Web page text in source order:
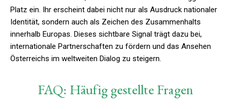
Platz ein. Ihr erscheint dabei nicht nur als Ausdruck nationaler
Identität, sondern auch als Zeichen des Zusammenhalts
innerhalb Europas. Dieses sichtbare Signal trägt dazu bei,
internationale Partnerschaften zu fördern und das Ansehen
Österreichs im weltweiten Dialog zu steigern.
FAQ: Häufig gestellte Fragen